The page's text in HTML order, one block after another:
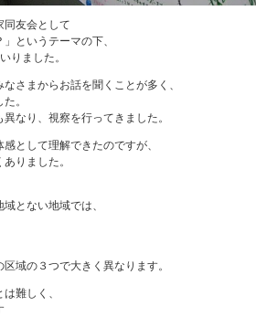
同友会として
というテーマの下、
りました。
さまからお話を聞くことが多く、
。
なり、視察を行ってきました。
として理解できたのですが、
りました。
とない地域では、
域の３つで大きく異なります。
難しく、